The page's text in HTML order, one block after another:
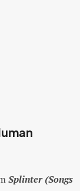
Splinter (Songs